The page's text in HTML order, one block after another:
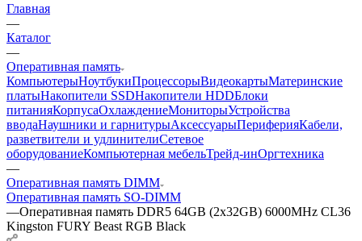
Главная
—
Каталог
—
Оперативная память
КомпьютерыНоутбукиПроцессорыВидеокартыМатеринские
платыНакопители SSDНакопители HDDБлоки
питанияКорпусаОхлаждениеМониторыУстройства
вводаНаушники и гарнитурыАксессуарыПериферияКабели,
разветвители и удлинителиСетевое
оборудованиеКомпьютерная мебельТрейд-инОргтехника
—
Оперативная память DIMM
Оперативная память SO-DIMM
—Оперативная память DDR5 64GB (2x32GB) 6000MHz CL36
Kingston FURY Beast RGB Black